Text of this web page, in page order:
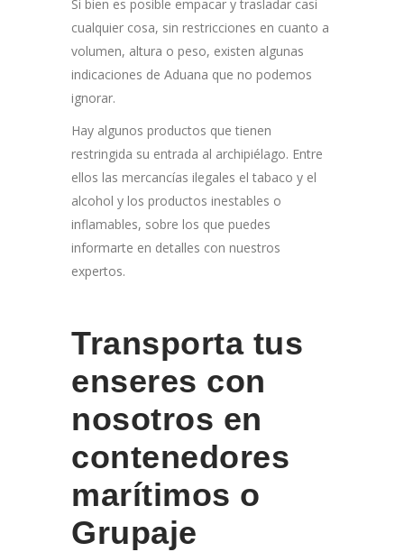
Si bien es posible empacar y trasladar casi
cualquier cosa, sin restricciones en cuanto a
volumen, altura o peso, existen algunas
indicaciones de Aduana que no podemos
ignorar.
Hay algunos productos que tienen
restringida su entrada al archipiélago. Entre
ellos las mercancías ilegales el tabaco y el
alcohol y los productos inestables o
inflamables, sobre los que puedes
informarte en detalles con nuestros
expertos.
Transporta tus
enseres con
nosotros en
contenedores
marítimos o
Grupaje